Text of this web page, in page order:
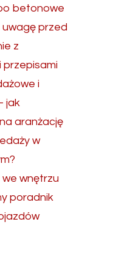
betonowe
przed
z
przepisami
i
jak
aranżację
w
wnętrzu
poradnik